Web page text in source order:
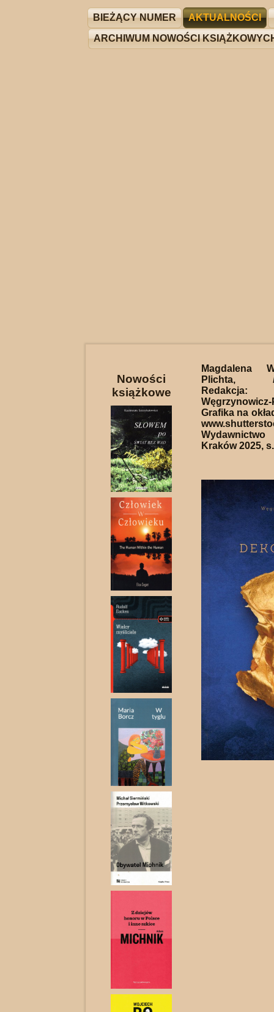
BIEŻĄCY NUMER AKTUALNOŚCI
ARCHIWUM NOWOŚCI
Nowości
książkowe
Magdalena
Plichta,
Redakcja:
Grafika na
Kraków 2025,